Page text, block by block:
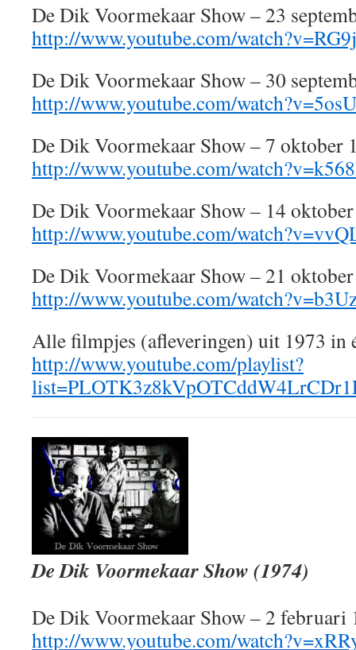
De Dik Voormekaar Show – 23
http://www.youtube.com/
De Dik Voormekaar Show – 30
http://www.youtube.com/
De Dik Voormekaar Show – 7 oktober
http://www.youtube.com/
De Dik Voormekaar Show – 14
http://www.youtube.com/
De Dik Voormekaar Show – 21
http://www.youtube.com/
Alle filmpjes (afleveringen) uit 1973 in
http://www.youtube.com/playlist?
De Dik Voormekaar Show (1974)
De Dik Voormekaar Show – 2
http://www.youtube.com/